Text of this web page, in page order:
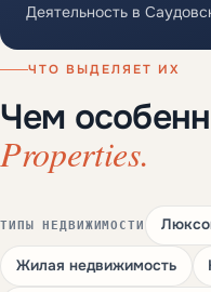
Деятельность в
ЧТО ВЫДЕЛЯЕТ ИХ
Чем
Properties.
ТИПЫ НЕДВИЖИМОСТИ
Жилая недвижимость